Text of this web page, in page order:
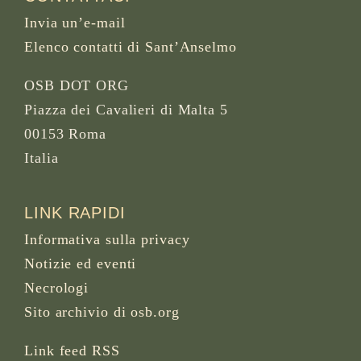
Invia un’e-mail
Elenco contatti di Sant’Anselmo
OSB DOT ORG
Piazza dei Cavalieri di Malta 5
00153 Roma
Italia
LINK RAPIDI
Informativa sulla privacy
Notizie ed eventi
Necrologi
Sito archivio di osb.org
Link feed RSS